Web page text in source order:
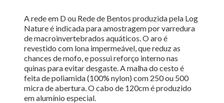
A rede em D ou Rede de Bentos produzida pela Log
Nature é indicada para amostragem por varredura
de macroinvertebrados aquáticos. O aro é
revestido com lona impermeável, que reduz as
chances de mofo, e possui reforço interno nas
quinas para evitar desgaste. A malha do cesto é
feita de poliamida (100% nylon) com 250 ou 500
micra de abertura. O cabo de 120cm é produzido
em alumínio especial.